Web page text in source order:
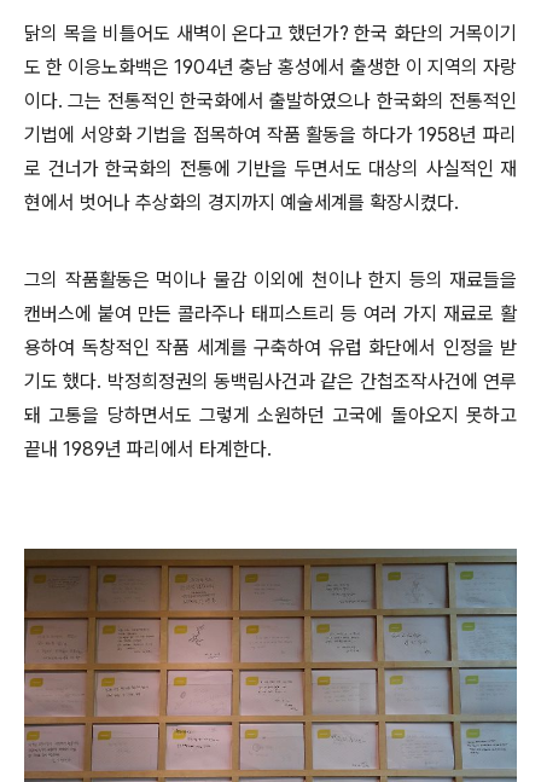
닭의 목을 비틀어도 새벽이 온다고 했던가? 한국 화단의 거목이기
도 한 이응노화백은 1904년 충남 홍성에서 출생한 이 지역의 자랑
이다. 그는 전통적인 한국화에서 출발하였으나 한국화의 전통적인
기법에 서양화 기법을 접목하여 작품 활동을 하다가 1958년 파리
로 건너가 한국화의 전통에 기반을 두면서도 대상의 사실적인 재
현에서 벗어나 추상화의 경지까지 예술세계를 확장시켰다.
그의 작품활동은 먹이나 물감 이외에 천이나 한지 등의 재료들을
캔버스에 붙여 만든 콜라주나 태피스트리 등 여러 가지 재료로 활
용하여 독창적인 작품 세계를 구축하여 유럽 화단에서 인정을 받
기도 했다. 박정희정권의 동백림사건과 같은 간첩조작사건에 연루
돼 고통을 당하면서도 그렇게 소원하던 고국에 돌아오지 못하고
끝내 1989년 파리에서 타계한다.